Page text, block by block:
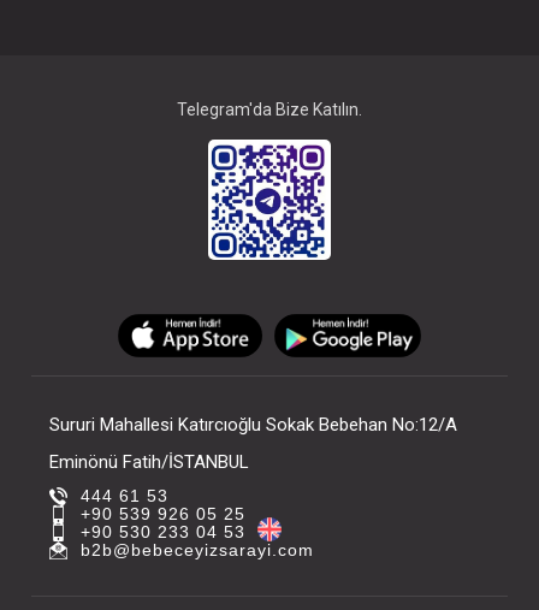
Telegram'da Bize Katılın.
Sururi Mahallesi Katırcıoğlu Sokak Bebehan No:12/A
Eminönü Fatih/İSTANBUL
444 61 53
+90 539 926 05 25
+90 530 233 04 53
b2b@bebeceyizsarayi.com